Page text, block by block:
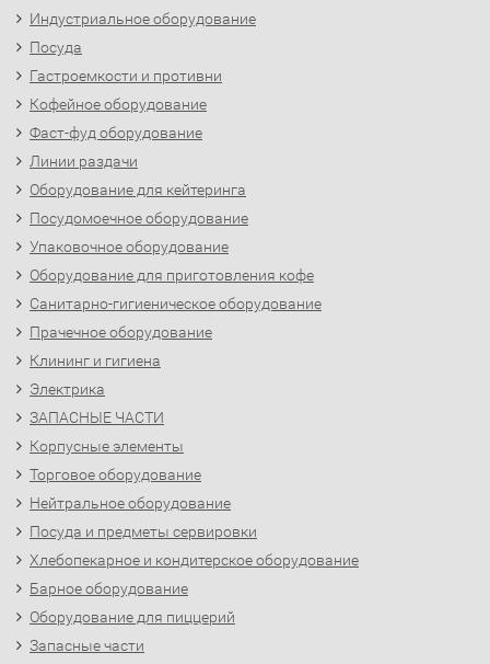
Индустриальное оборудование
Посуда
Гастроемкости и противни
Кофейное оборудование
Фаст-фуд оборудование
Линии раздачи
Оборудование для кейтеринга
Посудомоечное оборудование
Упаковочное оборудование
Оборудование для приготовления кофе
Санитарно-гигиеническое оборудование
Прачечное оборудование
Клининг и гигиена
Электрика
ЗАПАСНЫЕ ЧАСТИ
Корпусные элементы
Торговое оборудование
Нейтральное оборудование
Посуда и предметы сервировки
Хлебопекарное и кондитерское оборудование
Барное оборудование
Оборудование для пиццерий
Запасные части